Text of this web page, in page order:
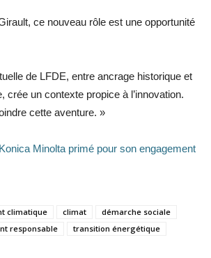
ce nouveau rôle est une opportunité
de LFDE, entre ancrage historique et
crée un contexte propice à l’innovation.
cette aventure. »
Minolta primé pour son engagement
climatique climat
démarche sociale
responsable transition énergétique